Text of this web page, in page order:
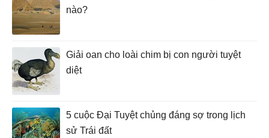
nào?
Giải oan cho loài chim bị con người tuyệt
diệt
5 cuộc Đại Tuyệt chủng đáng sợ trong lịch
sử Trái đất